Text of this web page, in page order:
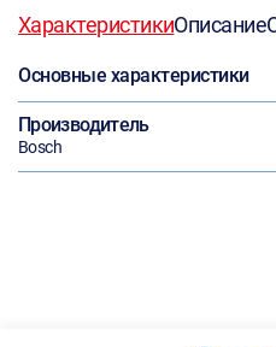
ХарактеристикиОписание
Основные характеристики
Производитель
Bosch